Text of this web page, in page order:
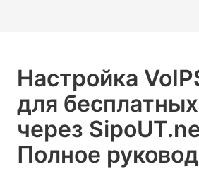
Настройка
для
через
Полное